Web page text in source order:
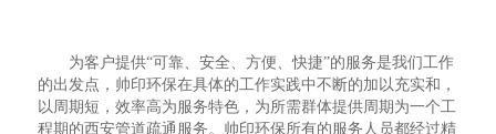
为客户提供“可靠、安全、方便、快捷”的服务是我们工作
的出发点，帅印环保在具体的工作实践中不断的加以充实和，
以周期短，效率高为服务特色，为所需群体提供周期为一个工
程期的西安管道疏通服务。帅印环保所有的服务人员都经过精